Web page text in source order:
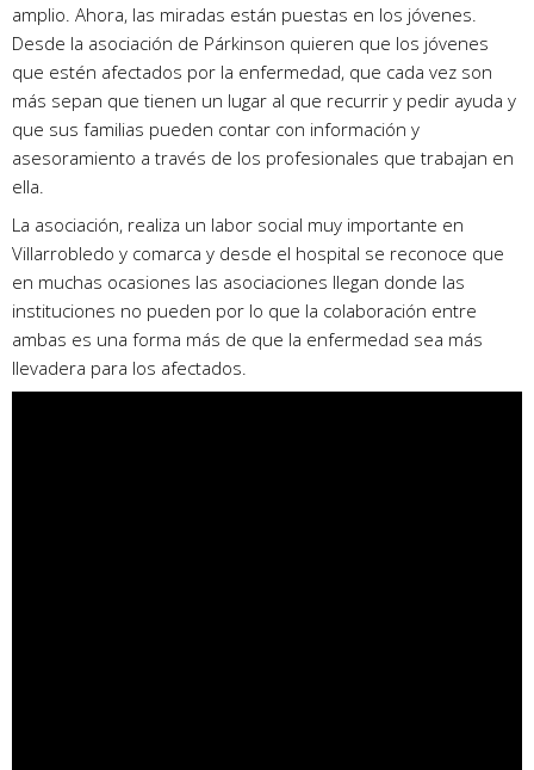
amplio. Ahora, las miradas están puestas en los jóvenes.
Desde la asociación de Párkinson quieren que los jóvenes
que estén afectados por la enfermedad, que cada vez son
más sepan que tienen un lugar al que recurrir y pedir ayuda y
que sus familias pueden contar con información y
asesoramiento a través de los profesionales que trabajan en
ella.
La asociación, realiza un labor social muy importante en
Villarrobledo y comarca y desde el hospital se reconoce que
en muchas ocasiones las asociaciones llegan donde las
instituciones no pueden por lo que la colaboración entre
ambas es una forma más de que la enfermedad sea más
llevadera para los afectados.